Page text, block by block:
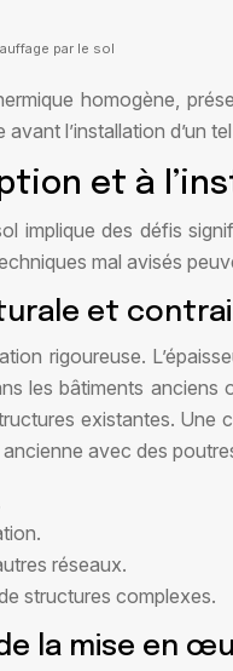
par le sol
homogène,
l’installation d’un
et à
implique des défis
mal avisés
et
rigoureuse.
les bâtiments
existantes.
avec des
réseaux.
structures complexes.
la mise en